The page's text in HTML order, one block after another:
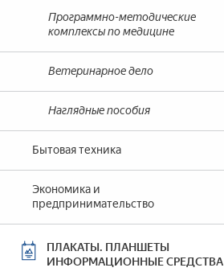
Программно-методические
комплексы по медицине
Ветеринарное дело
Наглядные пособия
Бытовая техника
Экономика и
предпринимательство
ПЛАКАТЫ. ПЛАНШЕТЫ
ИНФОРМАЦИОННЫЕ СРЕДСТВА